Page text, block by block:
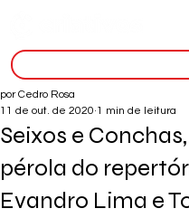
Seixos e
pérola do
Evandro Lima e
por Cedro Rosa
11 de out. de 2020 1 min de leitura